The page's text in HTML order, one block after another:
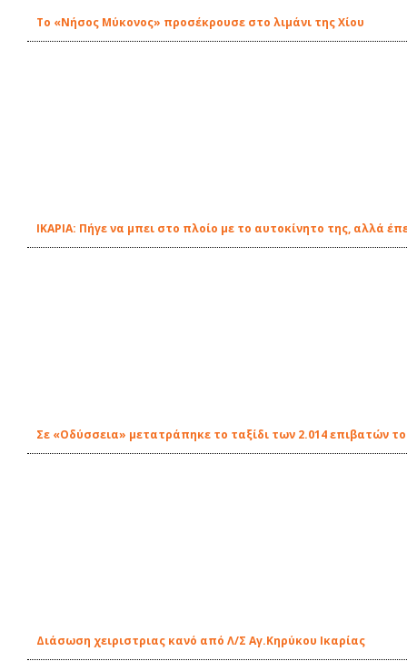
Το «Νήσος Μύκονος» προσέκρουσε στο λιμάνι της Χίου
ΙΚΑΡΙΑ: Πήγε να μπει στο πλοίο με το αυτοκίνητο της, αλλά
Σε «Οδύσσεια» μετατράπηκε το ταξίδι των 2.014 επιβατών
Διάσωση χειριστριας κανό από Λ/Σ Αγ.Κηρύκου Ικαρίας